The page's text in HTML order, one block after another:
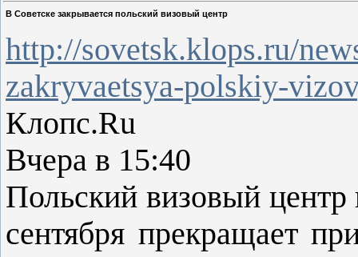
В Советске закрывается польский визовый центр
http://sovetsk.klops.ru/
zakryvaetsya-polskiy-
Клопс.Ru
Вчера в 15:40
Польский визовый
сентября прекращает